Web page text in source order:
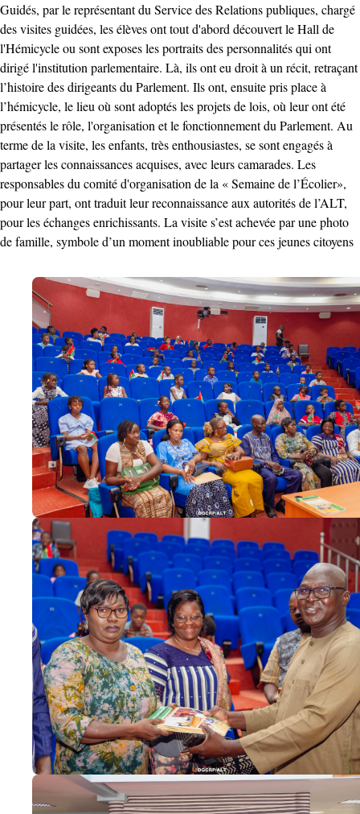
Guidés, par le représentant du Service des Relations publiques, chargé
des visites guidées, les élèves ont tout d'abord découvert le Hall de
l'Hémicycle ou sont exposes les portraits des personnalités qui ont
dirigé l'institution parlementaire. Là, ils ont eu droit à un récit, retraçant
l’histoire des dirigeants du Parlement. Ils ont, ensuite pris place à
l’hémicycle, le lieu où sont adoptés les projets de lois, où leur ont été
présentés le rôle, l'organisation et le fonctionnement du Parlement. Au
terme de la visite, les enfants, très enthousiastes, se sont engagés à
partager les connaissances acquises, avec leurs camarades. Les
responsables du comité d'organisation de la « Semaine de l’Écolier»,
pour leur part, ont traduit leur reconnaissance aux autorités de l’ALT,
pour les échanges enrichissants. La visite s’est achevée par une photo
de famille, symbole d’un moment inoubliable pour ces jeunes citoyens